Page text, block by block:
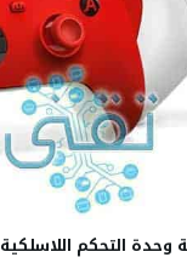
التحكم اللاسلكية